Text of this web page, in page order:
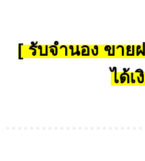
[ รับจำนอง ขาย
ได้เ